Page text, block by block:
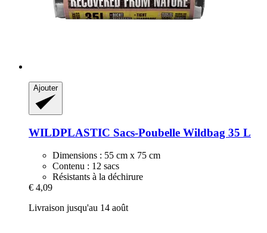
Ajouter
WILDPLASTIC Sacs-​Poubelle Wildbag 35 L
Dimensions : 55 cm x 75 cm
Contenu : 12 sacs
Résistants à la déchirure
€ 4,09
Livraison jusqu'au 14 août